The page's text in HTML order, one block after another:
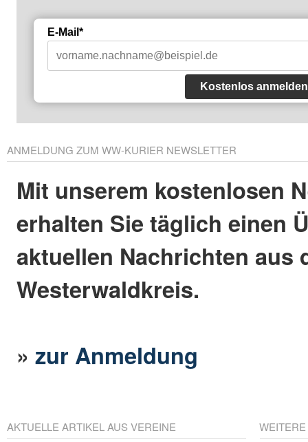
E-Mail*
Kostenlos anmelden
ANMELDUNG ZUM WW-KURIER NEWSLETTER
Mit unserem kostenlosen
erhalten Sie täglich einen
aktuellen Nachrichten aus
Westerwaldkreis.
»zur Anmeldung
AKTUELLE ARTIKEL AUS VEREINE